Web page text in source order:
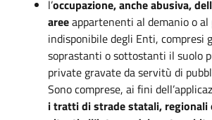
l’occupazione, anche abusiva,
areeappartenenti al demanio o
indisponibile degli Enti, compresi
soprastanti o sottostanti il suolo
private gravate da servitù di
Sono comprese, ai fini
i tratti di strade statali, regionali